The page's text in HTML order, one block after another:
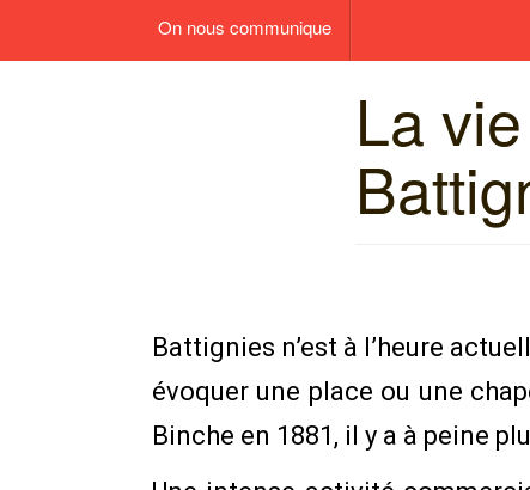
On nous communique
La
Battignies n’est à l’heure
évoquer une place ou une
Binche en 1881, il y a à peine